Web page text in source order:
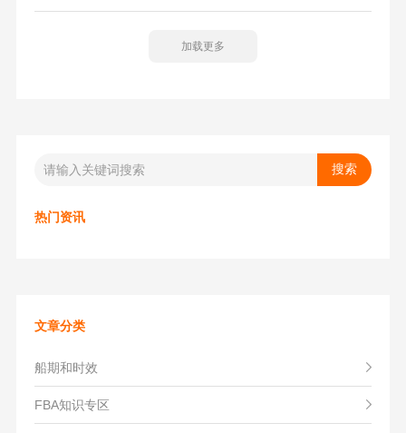
加载更多
热门资讯
文章分类
船期和时效
FBA知识专区